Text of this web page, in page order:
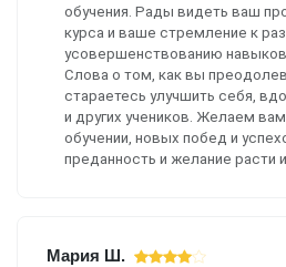
обучения. Рады видеть ваш
курса и ваше стремление к
усовершенствованию навыков
Слова о том, как вы
стараетесь улучшить себя,
и других учеников. Желаем
обучении, новых побед и
преданность и желание расти
Мария Ш.